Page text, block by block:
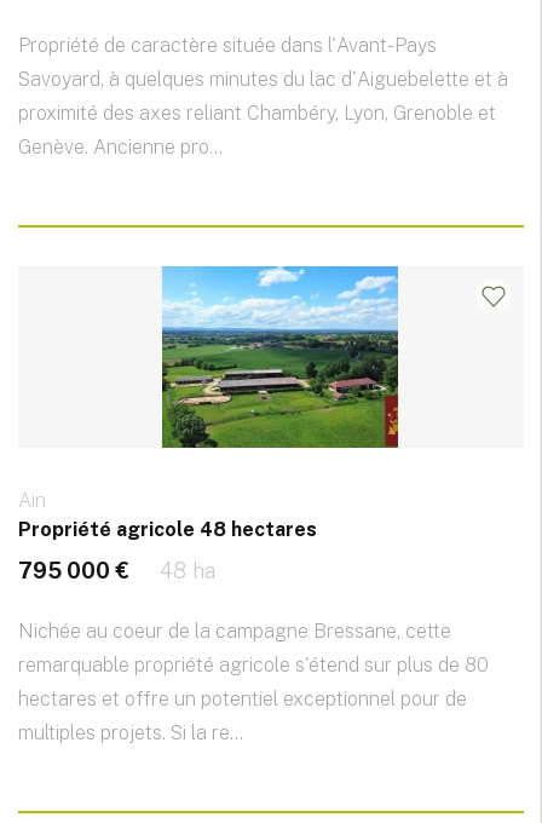
Propriété de caractère située dans l'Avant-Pays
Savoyard, à quelques minutes du lac d'Aiguebelette et à
proximité des axes reliant Chambéry, Lyon, Grenoble et
Genève. Ancienne pro...
Ain
Propriété agricole 48 hectares
795 000 € 48 ha
Nichée au coeur de la campagne Bressane, cette
remarquable propriété agricole s'étend sur plus de 80
hectares et offre un potentiel exceptionnel pour de
multiples projets. Si la re...